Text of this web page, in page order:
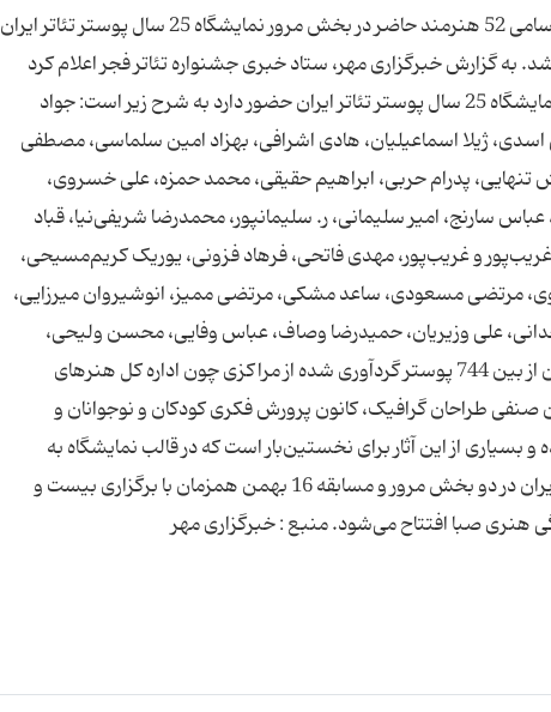
مرور نمایشگاه 25 سال پوستر تئاتر در جشنواره تئاتر فجر اسامی 52 هنرمند حاضر در بخش مرور نمایشگاه 25 سال پوستر تئاتر ایران
گزارش خبرگزاری مهر، ستاد خبری جشنواره تئاتر فجر اعلام کرد
اسامی هنرمندانی که آثارشان در بخش مرور و غیررقابتی نمایشگاه 25 سال پوستر تئاتر ایران حضور دارد به شرح زیر است: جواد
اسدی، ژیلا اسماعیلیان، هادی اشرافی، بهزاد امین سلماسی، مصطفی
تنهایی، پدرام حربی، ابراهیم حقیقی، محمد حمزه، علی خسروی،
سارنج، امیر سلیمانی، ر. سلیمانپور، محمدرضا شریفی‌نیا، قباد
و غریب‌پور، مهدی فاتحی، فرهاد فزونی، یوریک کریم‌مسیحی،
مرتضی مسعودی، ساعد مشکی، مرتضی ممیز، انوشیروان میرزایی،
علی وزیریان، حمیدرضا وصاف، عباس وفایی، محسن ولیحی،
جمشید نرسی، ابوالفضل همتی آهویی. آثار این هنرمندان از بین 744 پوستر گردآوری شده از مراکزی چون اداره کل هنرهای
صنفی طراحان گرافیک، کانون پرورش فکری کودکان و نوجوانان و
از این آثار برای نخستین‌بار است که در قالب نمایشگاه به
نمایش گذاشته می‌شوند. نمایشگاه 25 سال پوستر تئاتر ایران در دو بخش مرور و مسابقه 16 بهمن همزمان با برگزاری بیست و
هنری صبا افتتاح می‌شود. منبع : خبرگزاری مهر